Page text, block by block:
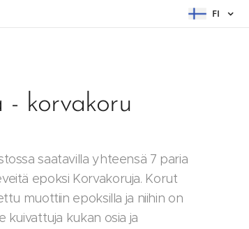
FI
- korvakoru
saatavilla yhteensä 7 paria
epoksi Korvakoruja. Korut
muottiin epoksilla ja niihin on
kuivattuja kukan osia ja